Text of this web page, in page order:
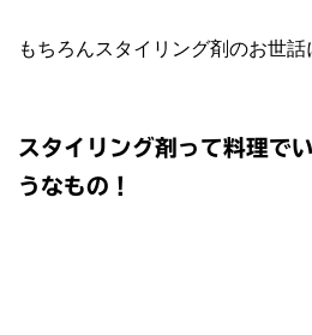
もちろんスタイリング剤のお世
スタイリング剤って料理で
うなもの！